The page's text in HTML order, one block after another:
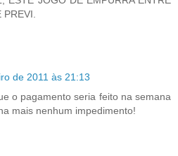
de 2011 às 21:13
o pagamento seria feito na semana
mais nenhum impedimento!